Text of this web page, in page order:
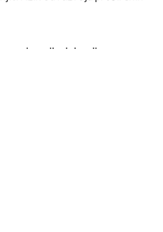
dizajniranih za